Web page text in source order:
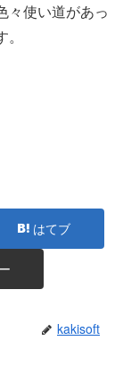
々使い道があっ
はてブ
kakisoft